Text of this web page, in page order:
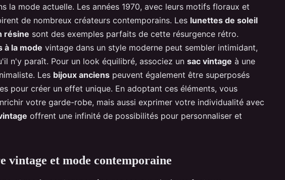
la mode actuelle. Les années 1970, avec leurs motifs floraux et
de nombreux créateurs contemporains. Les lunettes de soleil
résine sont des exemples parfaits de cette résurgence rétro.
à la mode vintage dans un style moderne peut sembler intimidant,
n'y paraît. Pour un look équilibré, associez un sac vintage à une
Les bijoux anciens peuvent également être superposés
pour créer un effet unique. En adoptant ces éléments, vous
votre garde-robe, mais aussi exprimer votre individualité avec
offrent une infinité de possibilités pour personnaliser et
vintage et mode contemporaine